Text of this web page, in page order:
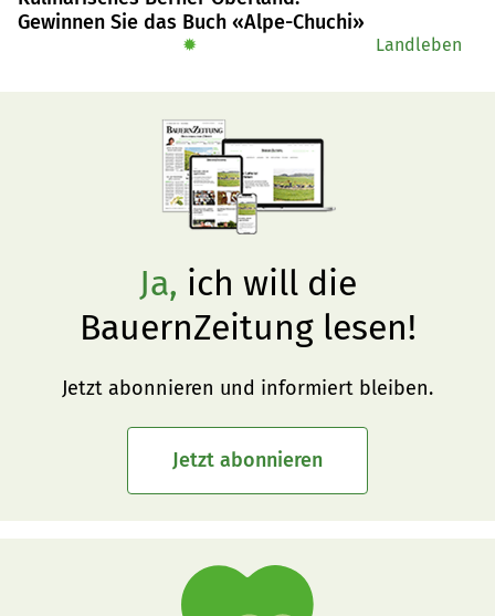
Gewinnen Sie das Buch «Alpe-Chuchi»
✹ Landleben
Ja, ich will die
BauernZeitung lesen!
Jetzt abonnieren und informiert bleiben.
Jetzt abonnieren